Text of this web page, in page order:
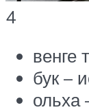
4
венге
бук –
ольха